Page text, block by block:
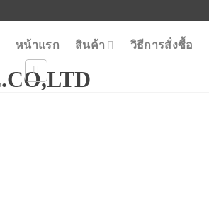
หน้าแรก สินค้า วิธีการสั่งซื้อ